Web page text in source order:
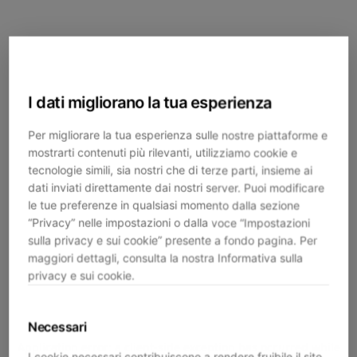
I dati migliorano la tua esperienza
Per migliorare la tua esperienza sulle nostre piattaforme e
mostrarti contenuti più rilevanti, utilizziamo cookie e
tecnologie simili, sia nostri che di terze parti, insieme ai
dati inviati direttamente dai nostri server. Puoi modificare
le tue preferenze in qualsiasi momento dalla sezione
“Privacy” nelle impostazioni o dalla voce “Impostazioni
sulla privacy e sui cookie” presente a fondo pagina. Per
maggiori dettagli, consulta la nostra Informativa sulla
privacy e sui cookie.
Necessari